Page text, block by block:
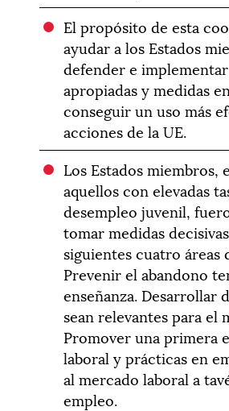
El propósito de esta
ayudar a los Estados
defender e
apropiadas y medidas
conseguir un uso más
acciones de la UE.
Los Estados miembros,
aquellos con elevadas
desempleo juvenil,
tomar medidas
siguientes cuatro áreas
Prevenir el abandono
enseñanza. Desarrollar
sean relevantes para el
Promover una primera
laboral y prácticas en
al mercado laboral a
empleo.